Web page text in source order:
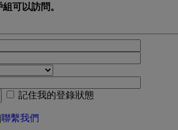
可以訪問。
記住我的登錄狀態
|聯繫我們